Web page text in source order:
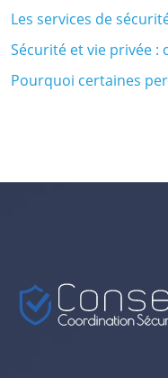
Les services de
Sécurité et vie privée :
Pourquoi certaines